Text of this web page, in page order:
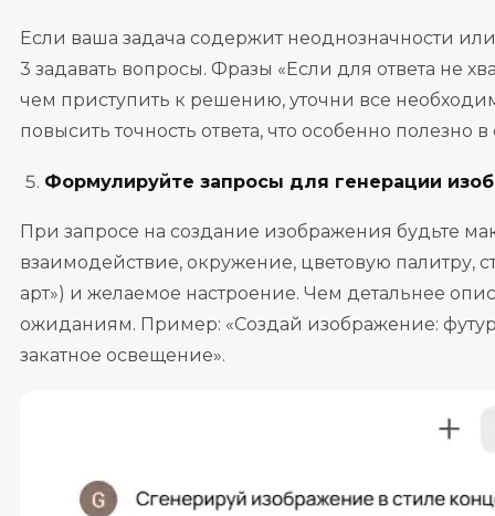
Если ваша задача содержит неоднозначности
3 задавать вопросы. Фразы «Если для ответа не
чем приступить к решению, уточни все
повысить точность ответа, что особенно полезно
Формулируйте запросы для генерации
При запросе на создание изображения будьте
взаимодействие, окружение, цветовую палитру,
арт») и желаемое настроение. Чем детальнее
ожиданиям. Пример: «Создай изображение:
закатное освещение».